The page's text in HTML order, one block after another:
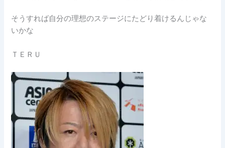
そうすれば自分の理想のステージにたどり着けるんじゃな
いかな
ＴＥＲＵ